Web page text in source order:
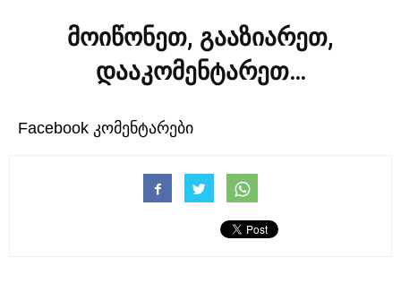
მოიწონეთ, გააზიარეთ,
დააკომენტარეთ…
Facebook კომენტარები